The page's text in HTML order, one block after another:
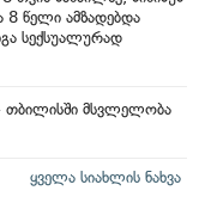
წელი ამზადებდა
სექსუალურად
- თბილისში მსვლელობა
ყველა სიახლის ნახვა